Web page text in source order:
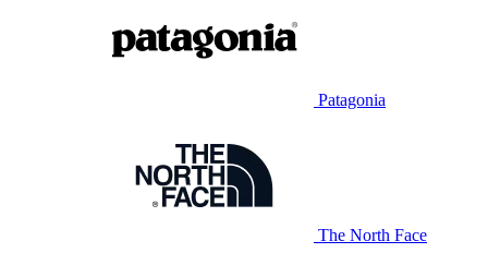
Patagonia
The North Face